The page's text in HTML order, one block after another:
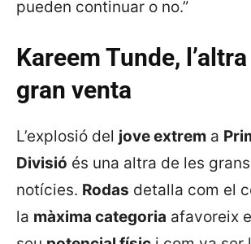
pueden continuar o no.”
Kareem Tunde,
gran venta
L’explosió del jove extrem a
Divisió és una altra de les grans
notícies. Rodas detalla com el
la màxima categoria afavoreix